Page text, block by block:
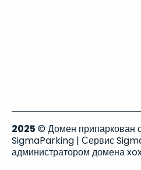
2025 © Домен припаркован
SigmaParking | Сервис
администратором домена